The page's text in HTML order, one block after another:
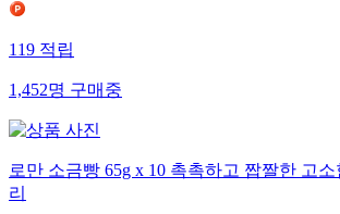
119적립
1,452명구매중
로만 소금빵 65g x 10 촉촉하고 짭짤한 고
리